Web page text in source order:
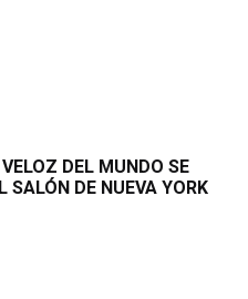
DEL MUNDO SE
SALÓN DE NUEVA YORK